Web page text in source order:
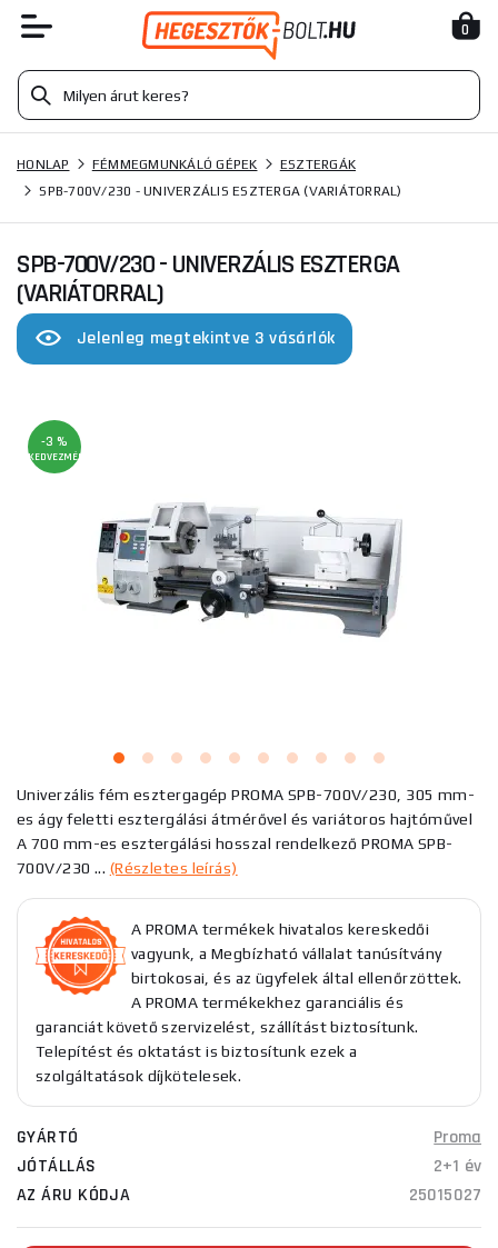
0
HONLAP FÉMMEGMUNKÁLÓ GÉPEK
ESZTERGÁK
SPB-700V/230 - UNIVERZÁLIS ESZTERGA (VARIÁTORRAL)
SPB-700V/230 - UNIVERZÁLIS ESZTERGA
(VARIÁTORRAL)
Jelenleg megtekintve 3 vásárlók
-3 %
KEDVEZMÉNY
Univerzális fém esztergagép PROMA SPB-700V/230, 305 mm-
es ágy feletti esztergálási átmérővel és variátoros hajtóművel
A 700 mm-es esztergálási hosszal rendelkező PROMA SPB-
700V/230 ... (Részletes leírás)
A PROMA termékek hivatalos kereskedői
vagyunk, a Megbízható vállalat tanúsítvány
birtokosai, és az ügyfelek által ellenőrzöttek.
A PROMA termékekhez garanciális és
garanciát követő szervizelést, szállítást biztosítunk.
Telepítést és oktatást is biztosítunk ezek a
szolgáltatások díjkötelesek.
GYÁRTÓ
Proma
JÓTÁLLÁS
2+1 év
AZ ÁRU KÓDJA
25015027